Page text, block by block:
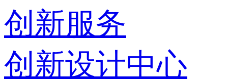
创新服务
创新设计中心